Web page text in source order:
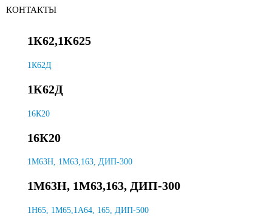
КОНТАКТЫ
1К62,1К625
1К62Д
1К62Д
16К20
16К20
1М63Н, 1М63,163, ДИП-300
1М63Н, 1М63,163, ДИП-300
1Н65, 1М65,1А64, 165, ДИП-500